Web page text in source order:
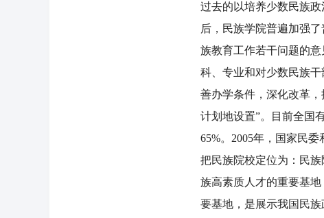
过去的以培养少数民族
后，民族学院普遍加强
族教育工作若干问题的
科、专业和对少数民族
善办学条件，深化改革
计划地设置”。目前全国
65%。2005年，国家民
把民族院校定位为：民
族高素质人才的重要基
要基地，是展示我国民